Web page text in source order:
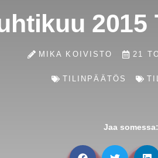
2015
MIKA KOIVISTO 21
TILINPÄÄTÖS
Jaa somessa: